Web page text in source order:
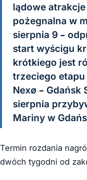
lądowe
pożegnalna w
sierpnia 9 –
start wyścigu
krótkiego jest
trzeciego
Nexø – Gdańsk
sierpnia
Mariny w
Termin rozdania
dwóch tygodni od